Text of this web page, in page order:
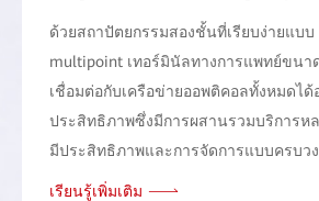
ด้วยสถาปัตยกรรมสองชั้นที่เรียบง่ายแบ
multipoint เทอร์มินัลทางการแพทย์ขนา
เชื่อมต่อกับเครือข่ายออพติคอลทั้งหมดได้
ประสิทธิภาพซึ่งมีการผสานรวมบริการห
มีประสิทธิภาพและการจัดการแบบครบว
เรียนรู้เพิ่มเติม